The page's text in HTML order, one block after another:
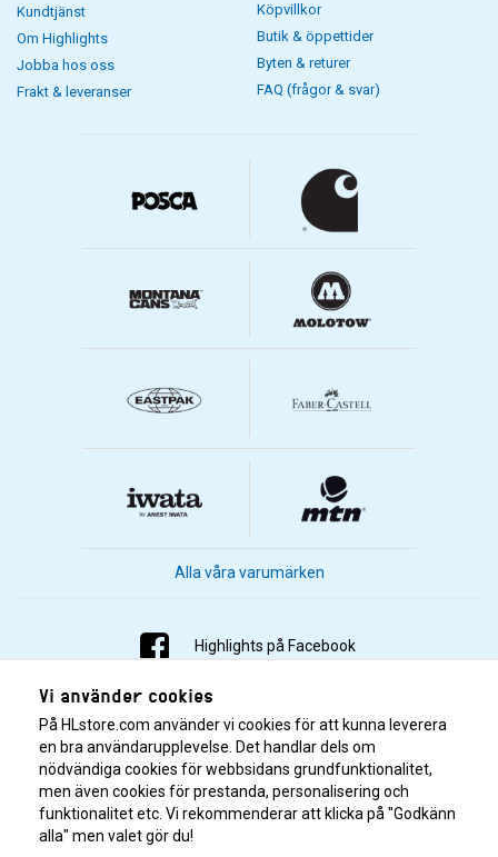
Kundtjänst
Om Highlights
Jobba hos oss
Frakt & leveranser
Köpvillkor
Butik & öppettider
Byten & returer
FAQ (frågor & svar)
Alla våra varumärken
Highlights på Facebook
Highlights på Instagram
Highlights på Youtube
Highlights på Tiktok
Vi använder cookies
På HLstore.com använder vi cookies för att kunna leverera
en bra användarupplevelse. Det handlar dels om
nödvändiga cookies för webbsidans grundfunktionalitet,
men även cookies för prestanda, personalisering och
funktionalitet etc. Vi rekommenderar att klicka på "Godkänn
alla" men valet gör du!